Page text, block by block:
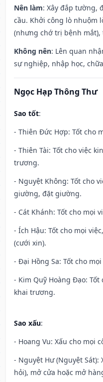
Nên làm: Xây đắp tường,
cầu. Khởi công lò nhuộm
(nhưng chớ trị bệnh mắt),
Không nên: Lên quan
sự nghiệp, nhập học,
Ngọc Hạp Thông Thư
Sao tốt:
- Thiên Đức Hợp: Tốt cho
- Thiên Tài: Tốt cho việc
trương.
- Nguyệt Không: Tốt cho
giường, đặt giường.
- Cát Khánh: Tốt cho mọi
- Ích Hậu: Tốt cho mọi
(cưới xin).
- Đại Hồng Sa: Tốt cho mọi
- Kim Quỹ Hoàng Đạo:
khai trương.
Sao xấu:
- Hoang Vu: Xấu cho mọi
- Nguyệt Hư (Nguyệt
hỏi), mở cửa hoặc mở